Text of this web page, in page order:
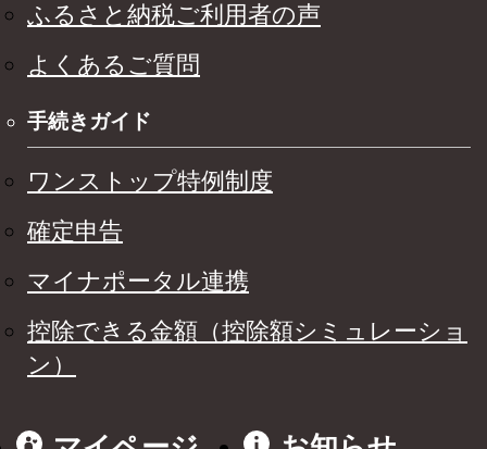
ふるさと納税ご利用者の声
よくあるご質問
手続きガイド
ワンストップ特例制度
確定申告
マイナポータル連携
控除できる金額（控除額シミュレーショ
ン）